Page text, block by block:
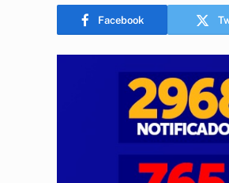
Facebook